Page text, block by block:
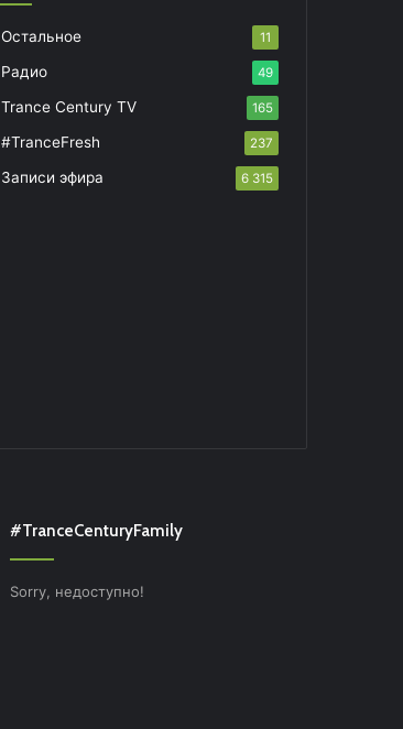
Остальное 11
Радио 49
Trance Century TV 165
#TranceFresh 237
Записи эфира 6 315
#TranceCenturyFamily
Sorry, недоступно!